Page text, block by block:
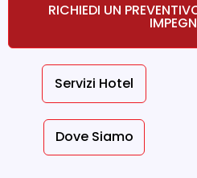
RICHIEDI UN
Servizi Hotel
Dove Siamo